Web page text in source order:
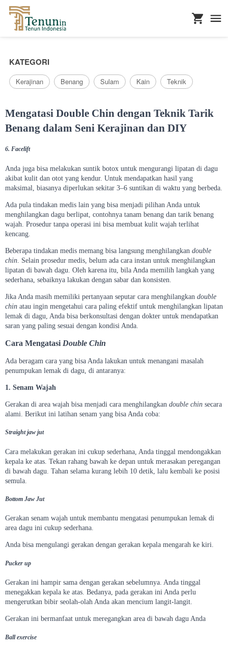
KATEGORI
Kerajinan Benang Sulam Kain Teknik
Mengatasi Double Chin dengan Teknik Tarik
Benang dalam Seni Kerajinan dan DIY
6. Facelift
Anda juga bisa melakukan suntik botox untuk mengurangi lipatan di dagu
akibat kulit dan otot yang kendur. Untuk mendapatkan hasil yang
maksimal, biasanya diperlukan sekitar 3–6 suntikan di waktu yang berbeda.
Ada pula tindakan medis lain yang bisa menjadi pilihan Anda untuk
menghilangkan dagu berlipat, contohnya tanam benang dan tarik benang
wajah. Prosedur tanpa operasi ini bisa membuat kulit wajah terlihat
kencang.
Beberapa tindakan medis memang bisa langsung menghilangkan double
chin . Selain prosedur medis, belum ada cara instan untuk menghilangkan
lipatan di bawah dagu. Oleh karena itu, bila Anda memilih langkah yang
sederhana, sebaiknya lakukan dengan sabar dan konsisten.
Jika Anda masih memiliki pertanyaan seputar cara menghilangkan double
chin atau ingin mengetahui cara paling efektif untuk menghilangkan lipatan
lemak di dagu, Anda bisa berkonsultasi dengan dokter untuk mendapatkan
saran yang paling sesuai dengan kondisi Anda.
Cara Mengatasi Double Chin
Ada beragam cara yang bisa Anda lakukan untuk menangani masalah
penumpukan lemak di dagu, di antaranya:
1. Senam Wajah
Gerakan di area wajah bisa menjadi cara menghilangkan double chin secara
alami. Berikut ini latihan senam yang bisa Anda coba:
Straight jaw jut
Cara melakukan gerakan ini cukup sederhana, Anda tinggal mendongakkan
kepala ke atas. Tekan rahang bawah ke depan untuk merasakan peregangan
di bawah dagu. Tahan selama kurang lebih 10 detik, lalu kembali ke posisi
semula.
Bottom Jaw Jut
Gerakan senam wajah untuk membantu mengatasi penumpukan lemak di
area dagu ini cukup sederhana.
Anda bisa mengulangi gerakan dengan gerakan kepala mengarah ke kiri.
Pucker up
Gerakan ini hampir sama dengan gerakan sebelumnya. Anda tinggal
menegakkan kepala ke atas. Bedanya, pada gerakan ini Anda perlu
mengerutkan bibir seolah-olah Anda akan mencium langit-langit.
Gerakan ini bermanfaat untuk meregangkan area di bawah dagu Anda
Ball exercise